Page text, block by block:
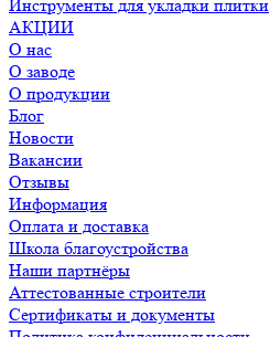
Инструменты для укладки плитки
АКЦИИ
О нас
О заводе
О продукции
Блог
Новости
Вакансии
Отзывы
Информация
Оплата и доставка
Школа благоустройства
Наши партнёры
Аттестованные строители
Сертификаты и документы